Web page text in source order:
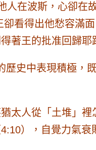
人在波斯，心卻在
看得出他愁容滿
著王的批准回歸耶
史中表現積極，
太人從「土堆」
），自覺力氣衰